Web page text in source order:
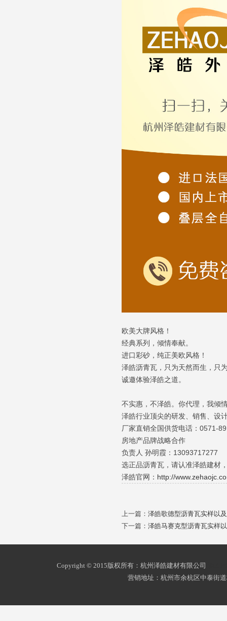
欧美大牌风格！
经典系列，倾情奉献。
进口彩砂，纯正美欧风格！
泽皓沥青瓦，只为天然而生，只
诚邀体验泽皓之道。
不实惠，不泽皓。你代理，我倾
泽皓行业顶尖的研发、销售、设
厂家直销全国供货电话：0571-
房地产品牌战略合作
负责人 孙明霞：13093717277
选正品沥青瓦，请认准泽皓建材
泽皓官网： http://
上一篇： 泽皓歌德型沥青瓦实样以
下一篇： 泽皓马赛克型沥青瓦实样
Copyright © 2015版权所有：杭州泽皓建材有限公司
营销地址：杭州市余杭区中泰街